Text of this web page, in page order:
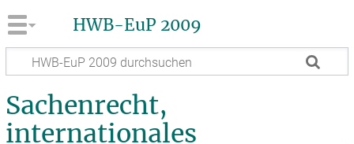
HWB-EuP 2009
Sachenrecht,
internationales